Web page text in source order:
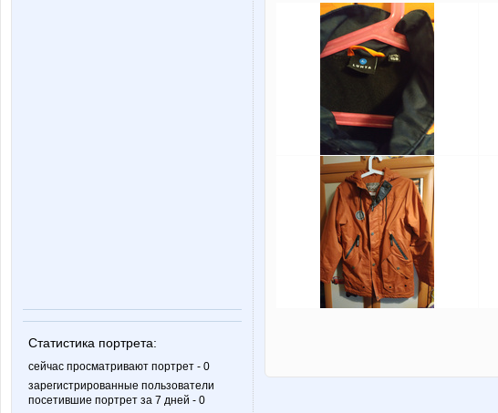
Статистика портрета:
сейчас просматривают портрет - 0
зарегистрированные пользователи
посетившие портрет за 7 дней - 0